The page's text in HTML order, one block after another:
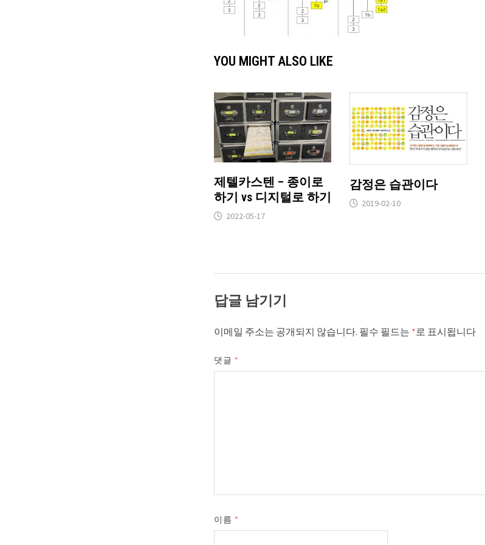
YOU MIGHT ALSO LIKE
제텔카스텐 – 종이로
하기 vs 디지털로 하기
2022-05-17
감정은 습관이다
2019-02-10
답글 남기기
이메일 주소는 공개되지 않습니다. 필수 필드는 *로 표시됩니다
댓글 *
이름 *